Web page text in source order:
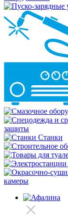
защиты
Станки
камеры